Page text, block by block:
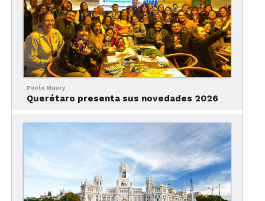
puntos muy importantes en el Centro Histórico de
la capital de Querétaro. Estas dos nuevas cámaras
están ubicadas enPlaza Fundadores, una se
localiza frente al Templo de la Santa Cruz;
mientras que la segunda, está frente alJardín
Zenea.
en cada uno de los Pueblos Mágicos del estado:
Jalpan, San Joaquín, Cadereyta, Tequisquiapan,
Bernal y Amelaco.
Nueva aplicación para
Paola Maury
Querétaro presenta sus novedades 2026